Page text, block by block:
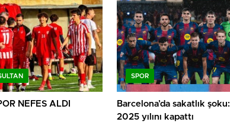
NEFES ALDI
SPOR
Barcelona’da sakatlık şoku:
2025 yılını kapattı